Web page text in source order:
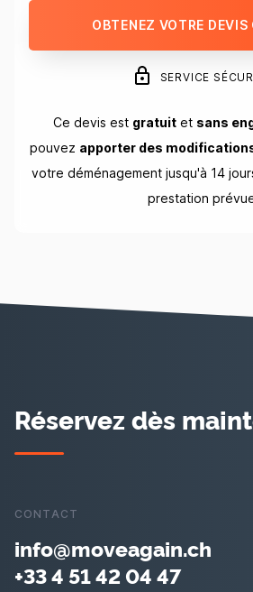
OBTENEZ VOTRE DEVIS
SERVICE
Ce devis est gratuit et sans
pouvez apporter des
votre déménagement jusqu'à 14
prestation
Réservez dès
CONTACT
info@moveagain.ch
+33 4 51 42 04 47